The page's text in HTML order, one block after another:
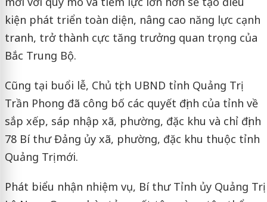
kiện phát triển toàn diện, nâng cao năng lực cạnh
tranh, trở thành cực tăng trưởng quan trọng của
Bắc Trung Bộ.
Cũng tại buổi lễ, Chủ tịch UBND tỉnh Quảng Trị
Trần Phong đã công bố các quyết định của tỉnh về
sắp xếp, sáp nhập xã, phường, đặc khu và chỉ định
78 Bí thư Đảng ủy xã, phường, đặc khu thuộc tỉnh
Quảng Trị mới.
Phát biểu nhận nhiệm vụ, Bí thư Tỉnh ủy Quảng Trị